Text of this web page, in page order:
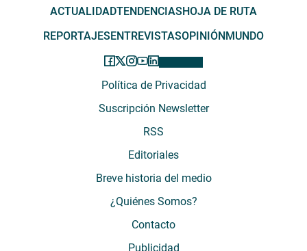
ACTUALIDADTENDENCIASHOJA DE RUTA
REPORTAJESENTREVISTASOPINIÓNMUNDO
Política de Privacidad
Suscripción Newsletter
RSS
Editoriales
Breve historia del medio
¿Quiénes Somos?
Contacto
Publicidad